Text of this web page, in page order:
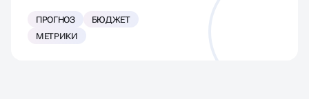
ПРОГНОЗ
БЮДЖЕТ
МЕТРИКИ